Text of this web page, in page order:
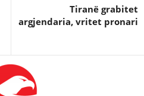
Tiranë grabitet
argjendaria, vritet pronari